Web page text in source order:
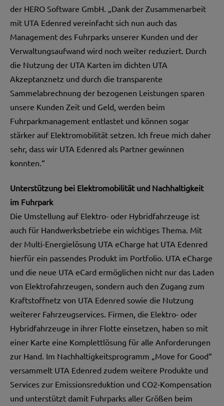
der HERO Software GmbH. „Dank der Zusammenarbeit
mit UTA Edenred vereinfacht sich nun auch das
Management des Fuhrparks unserer Kunden und der
Verwaltungsaufwand wird noch weiter reduziert. Durch
die Nutzung der UTA Karten im dichten UTA
Akzeptanznetz und durch die transparente
Sammelabrechnung der bezogenen Leistungen sparen
unsere Kunden Zeit und Geld, werden beim
Fuhrparkmanagement entlastet und können sogar
stärker auf Elektromobilität setzen. Ich freue mich daher
sehr, dass wir UTA Edenred als Partner gewinnen
konnten.“
Unterstützung bei Elektromobilität und Nachhaltigkeit
im Fuhrpark
Die Umstellung auf Elektro- oder Hybridfahrzeuge ist
auch für Handwerksbetriebe ein wichtiges Thema. Mit
der Multi-Energielösung UTA eCharge hat UTA Edenred
hierfür ein passendes Produkt im Portfolio. UTA eCharge
und die neue UTA eCard ermöglichen nicht nur das Laden
von Elektrofahrzeugen, sondern auch den Zugang zum
Kraftstoffnetz von UTA Edenred sowie die Nutzung
weiterer Fahrzeugservices. Firmen, die Elektro- oder
Hybridfahrzeuge in ihrer Flotte einsetzen, haben so mit
einer Karte eine Komplettlösung für alle Anforderungen
zur Hand. Im Nachhaltigkeitsprogramm „Move for Good“
versammelt UTA Edenred zudem weitere Produkte und
Services zur Emissionsreduktion und CO2-Kompensation
und unterstützt damit Fuhrparks aller Größen beim